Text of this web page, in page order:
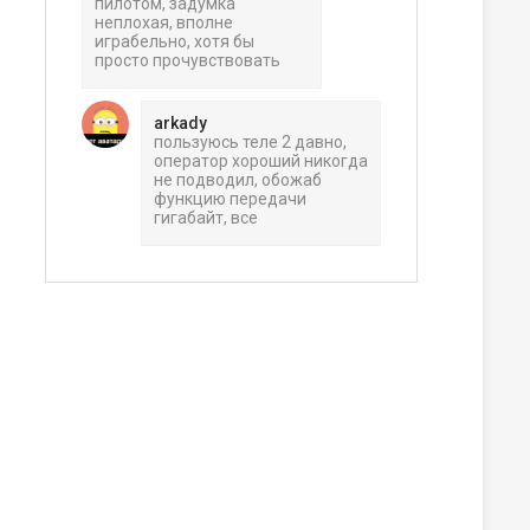
неплохая, вполне
играбельно, хотя бы
просто прочувствовать
arkady
пользуюсь теле 2 давно,
оператор хороший никогда
не подводил, обожаб
функцию передачи
гигабайт, все